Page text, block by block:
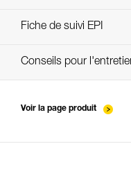
verif EPI-
Fiche de suivi EPI
verif EPI-
Conseils pour
Voir la page produit